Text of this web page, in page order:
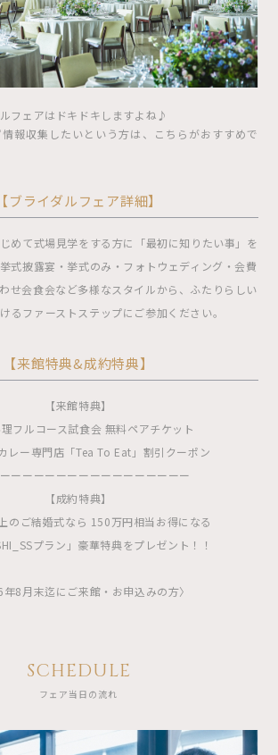
フェアはドキドキしますよね♪
報収集したいという方は、こちらがおすすめで
【ブライダルフェア詳細】
めて式場見学をする方に「最初に知りたい事」を
式披露宴・挙式のみ・フォトウェディング・会費
せ会食会など多様なスタイルから、ふたりらしい
るファーストステップにご参加ください。
【来館特典&成約特典】
【来館特典】
理フルコース試食会 無料ペアチケット
レー専門店「Tea To Eat」割引クーポン
ーーーーーーーーーーーーーーーー
【成約特典】
のご結婚式なら 150万円相当お得になる
プラン」豪華特典をプレゼント！！
年8月末迄にご来館・お申込みの方〉
SCHEDULE
フェア当日の流れ